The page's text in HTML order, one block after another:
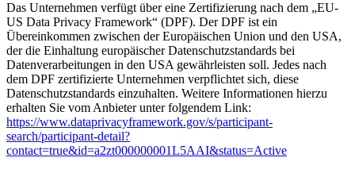
Das Unternehmen verfügt über eine Zertifizierung nach dem „EU-
US Data Privacy Framework“ (DPF). Der DPF ist ein
Übereinkommen zwischen der Europäischen Union und den USA,
der die Einhaltung europäischer Datenschutzstandards bei
Datenverarbeitungen in den USA gewährleisten soll. Jedes nach
dem DPF zertifizierte Unternehmen verpflichtet sich, diese
Datenschutzstandards einzuhalten. Weitere Informationen hierzu
erhalten Sie vom Anbieter unter folgendem Link:
https://www.dataprivacyframework.gov/s/participant-
search/participant-detail?
contact=true&id=a2zt000000001L5AAI&status=Active